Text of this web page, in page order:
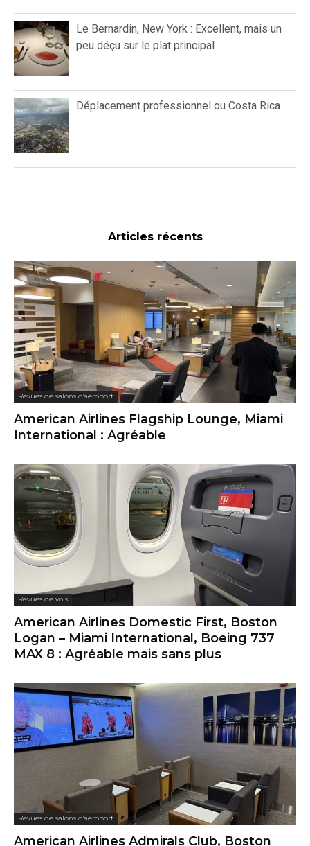
Le Bernardin, New York : Excellent, mais un
peu déçu sur le plat principal
Déplacement professionnel ou Costa Rica
Articles récents
Revues de salons d'aéroport
American Airlines Flagship Lounge, Miami
International : Agréable
Revues de vols
American Airlines Domestic First, Boston
Logan – Miami International, Boeing 737
MAX 8 : Agréable mais sans plus
Revues de salons d'aéroport
American Airlines Admirals Club, Boston